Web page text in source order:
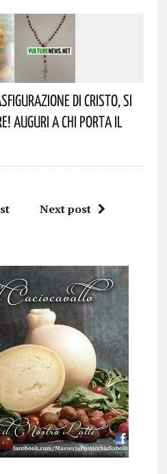
Di Cristo, Si
Auguri A Chi Porta Il
Next post